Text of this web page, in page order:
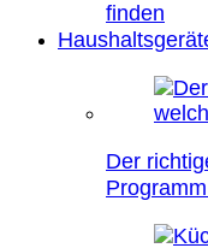
finden
Der